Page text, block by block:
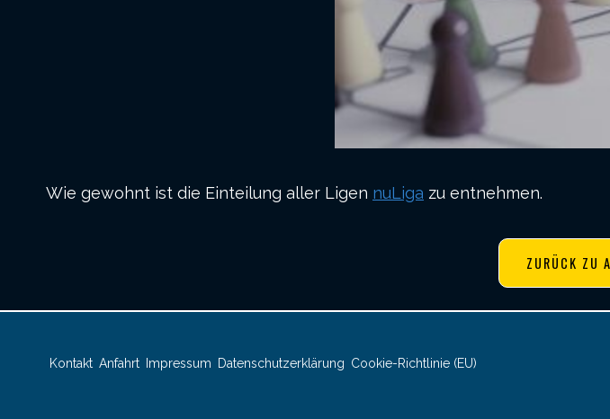
Wie gewohnt ist die Einteilung aller Ligen nuLiga zu entnehmen.
ZURÜCK ZU
Kontakt Anfahrt Impressum Datenschutzerklärung Cookie-Richtlinie (EU)